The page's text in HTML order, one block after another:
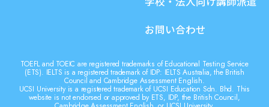
お問い合わせ
TOEFL and TOEIC are registered trademarks of Educational Testing Service
(ETS). IELTS is a registered trademark of IDP: IELTS Australia, the British
Council and Cambridge Assessment English.
UCSI University is a registered trademark of UCSI Education Sdn. Bhd. This
website is not endorsed or approved by ETS, IDP, the British Council,